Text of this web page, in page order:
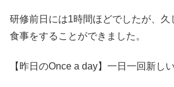
研修前日には1時間ほどでしたが、久
食事をすることができました。
【昨日のOnce a day】一日一回新し